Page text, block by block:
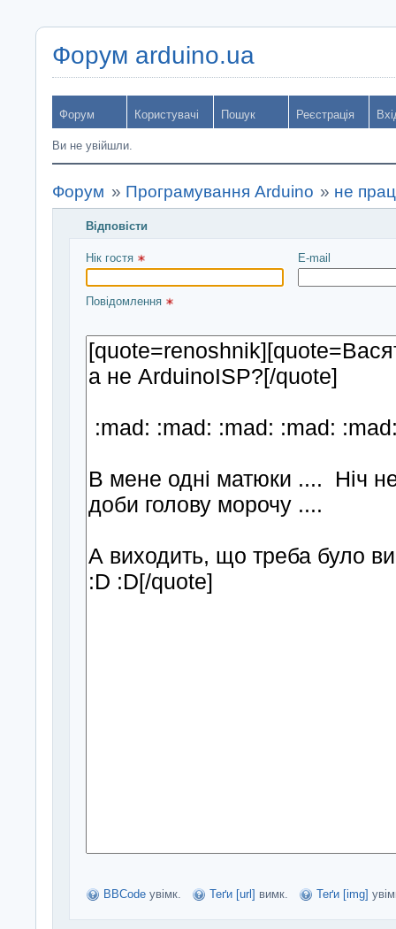
Форум arduino.ua
Форум Користувачі Пошук Реєстрація
Ви не увійшли.
Форум » Програмування Arduino » не
Відповісти
Введіть повідомлення і натисніть Надіслати
Нік гостя E-mail
Повідомлення
BBCode увімк. Теґи [url] вимк. Теґи [img]